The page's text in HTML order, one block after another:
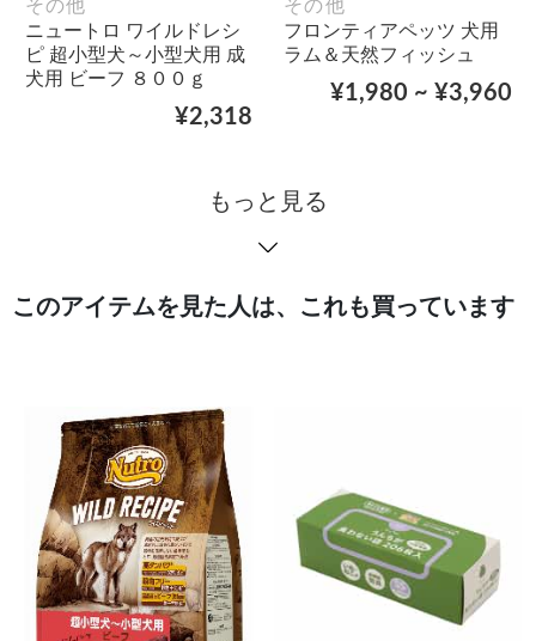
その他
ニュートロ ワイルドレシ
ピ 超小型犬～小型犬用 成
犬用 ビーフ ８００ｇ
¥2,318
その他
フロンティアペッツ 犬用
ラム＆天然フィッシュ
¥1,980 ~ ¥3,960
もっと見る
このアイテムを見た人は、これも買っています